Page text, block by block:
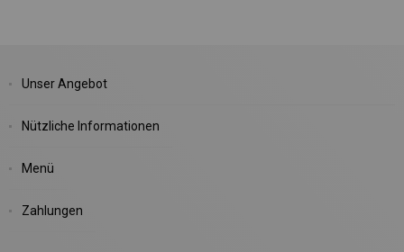
Unser Angebot
Nützliche Informationen
Menü
Zahlungen